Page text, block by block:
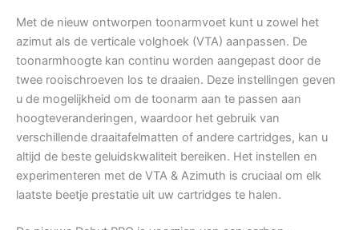
Met de nieuw ontworpen toonarmvoet kunt u zowel het
azimut als de verticale volghoek (VTA) aanpassen. De
toonarmhoogte kan continu worden aangepast door de
twee rooischroeven los te draaien. Deze instellingen geven
u de mogelijkheid om de toonarm aan te passen aan
hoogteveranderingen, waardoor het gebruik van
verschillende draaitafelmatten of andere cartridges, kan u
altijd de beste geluidskwaliteit bereiken. Het instellen en
experimenteren met de VTA & Azimuth is cruciaal om elk
laatste beetje prestatie uit uw cartridges te halen.